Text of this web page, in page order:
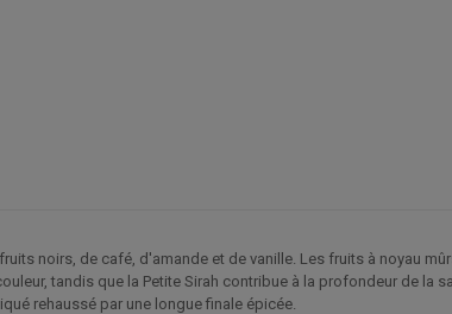
noirs, de café, d'amande et de vanille. Les fruits à noyau
tandis que la Petite Sirah contribue à la profondeur de la
rehaussé par une longue finale épicée.